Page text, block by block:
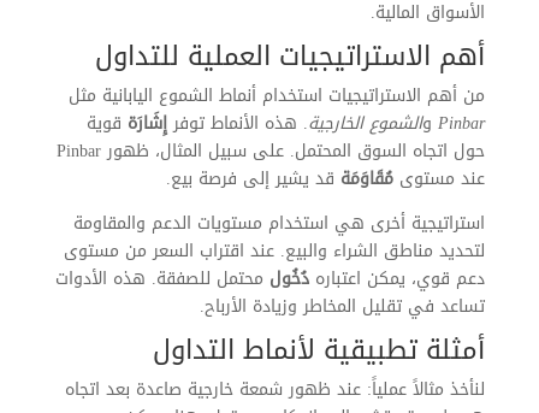
الأسواق المالية.
أهم الاستراتيجيات العملية للتداول
من أهم الاستراتيجيات استخدام أنماط الشموع اليابانية مثل
Pinbarوالشموع الخارجية. هذه الأنماط توفرإِشَارَة قوية
حول اتجاه السوق المحتمل. على سبيل المثال، ظهور Pinbar
عند مستوى مُقَاوَمَة قد يشير إلى فرصة بيع.
استراتيجية أخرى هي استخدام مستويات الدعم والمقاومة
لتحديد مناطق الشراء والبيع. عند اقتراب السعر من مستوى
دعم قوي، يمكن اعتباره دُخُول محتمل للصفقة. هذه الأدوات
تساعد في تقليل المخاطر وزيادة الأرباح.
أمثلة تطبيقية لأنماط التداول
لنأخذ مثالاً عملياً: عند ظهور شمعة خارجية صاعدة بعد اتجاه